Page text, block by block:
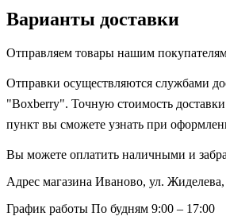
Варианты доставки
Отправляем товары нашим
Отправки осуществляются службами
"Boxberry". Точную стоимость
пункт вы сможете узнать при
Вы можете оплатить наличными и
Адрес магазина Иваново, ул. Жиделева,
График работы По будням 9:00 – 17:00